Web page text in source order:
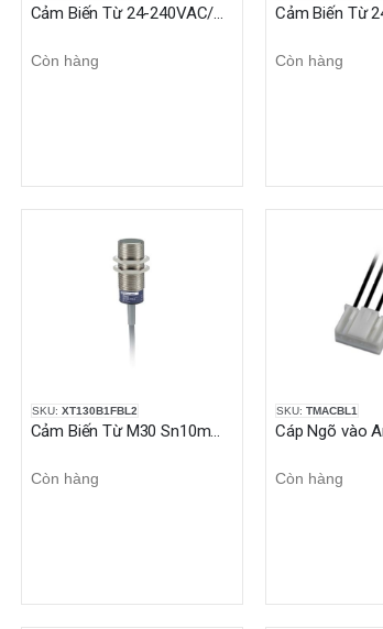
Cảm Biến Từ 24-240VAC/DC L60mm Sn5mm 1NC
Còn hàng Còn hàng
SKU: XT130B1FBL2
Cảm Biến Từ M30 Sn10mm, Cáp 2m
Còn hàng
SKU: TMACBL1
Còn hàng